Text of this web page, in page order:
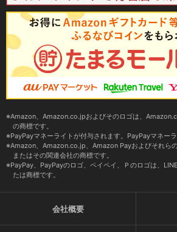
Amazon、Amazon.co.jpおよびそのロゴは、
の商標です。
PayPayマネーライトが付与されます。PayPayマネー
Amazon、Amazon.co.jp、Amazon Payおよびそれら
またはその関連会社の商標です。
PayPay、PayPayのロゴ、ペイペイ、Ｐのロゴは、
たは商標です。
会社概要